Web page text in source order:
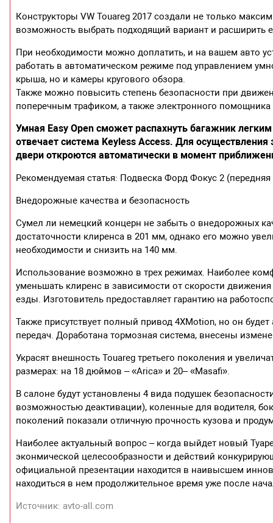
Конструкторы VW Touareg 2017 создали не только
возможность выбрать подходящий вариант и
При необходимости можно доплатить, и на вашем авто
работать в автоматическом режиме под управлением
крыша, но и камеры кругового обзора.
Также можно повысить степень безопасности при
поперечным трафиком, а также электронного помощника
Умная Easy Open сможет распахнуть багажник
отвечает система Keyless Access. Для
двери откроются автоматически в момент
Рекомендуемая статья: Подвеска Форд Фокус 2 (передняя
Внедорожные качества и безопасность
Сумел ли немецкий концерн не забыть о внедорожных
достаточности клиренса в 201 мм, однако его можно
необходимости и снизить на 140 мм.
Использование возможно в трех режимах. Наиболее
уменьшать клиренс в зависимости от скорости
езды. Изготовитель предоставляет гарантию на
Также присутствует полный привод 4XMotion, но он
передач. Доработана тормозная система, внесены
Украсят внешность Touareg третьего поколения и
размерах: на 18 дюймов – «Arica» и 20– «Masafi».
В салоне будут установлены 4 вида подушек
возможностью деактивации), коленные для водителя,
поколений показали отличную прочность кузова и
Наиболее актуальный вопрос – когда выйдет новый
эконмической целесообразности и действий
официальной презентации находится в наивысшем
находиться в нем продолжительное время уже после
Источник: avto-all.com